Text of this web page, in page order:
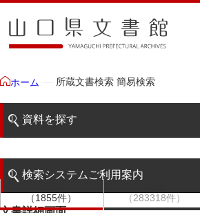
ホーム 所蔵文書検索 簡易検索
資料を探す
階層検索
検索システムご利用案内
検索システムの利用について
（1855件）
（283318件）